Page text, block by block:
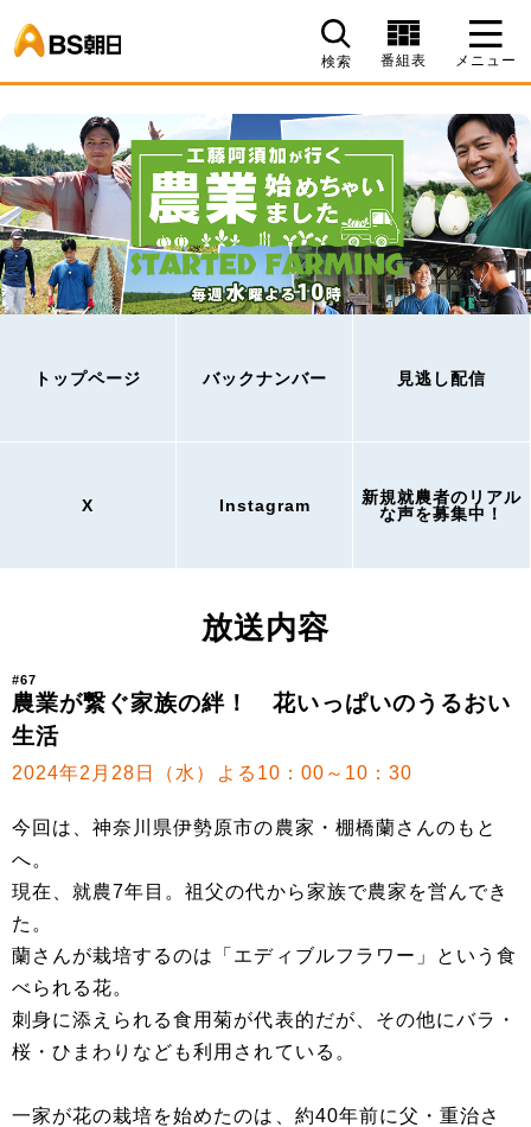
検索 番組表 メニュー
トップページ バックナンバー 見逃し配信
X Instagram
新規就農者のリアル
な声を募集中！
放送内容
#67
農業が繋ぐ家族の絆！ 花いっぱいのうるおい
生活
2024年2月28日（水）よる10：00～10：30
今回は、神奈川県伊勢原市の農家・棚橋蘭さんのもと
へ。
現在、就農7年目。祖父の代から家族で農家を営んでき
た。
蘭さんが栽培するのは「エディブルフラワー」という食
べられる花。
刺身に添えられる食用菊が代表的だが、その他にバラ・
桜・ひまわりなども利用されている。
一家が花の栽培を始めたのは、約40年前に父・重治さ